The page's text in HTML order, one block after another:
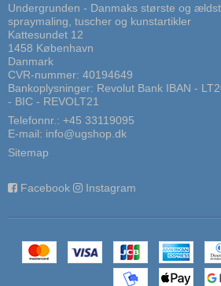
Undergrunden - Danmaks største og
spraymaling, tuscher og kunstartikler
Kattesundet 12
1458 København
Danmark
CVR-nummer: 40194649
Bankoplysninger: Revolut Bank IBAN -
- BIC - REVOLT21
Telefonnr.: +45 33119095
E-mail: info@ugshop.dk
Sitemap
Facebook Instagram